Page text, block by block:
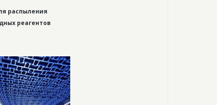
распыления
реагентов